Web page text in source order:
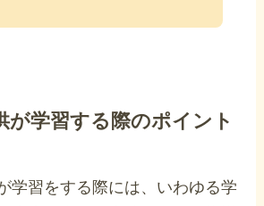
が学習する際のポイント
学習をする際には、いわゆる学